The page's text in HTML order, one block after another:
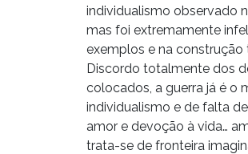
individualismo observado
mas foi extremamente
exemplos e na construção
Discordo totalmente dos
colocados, a guerra já é o
individualismo e de falta
amor e devoção à vida…
trata-se de fronteira